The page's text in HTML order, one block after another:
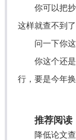
你可以把
这样就查不到了
问一下你
你这个还
行，要是今年
推荐阅读
降低论文